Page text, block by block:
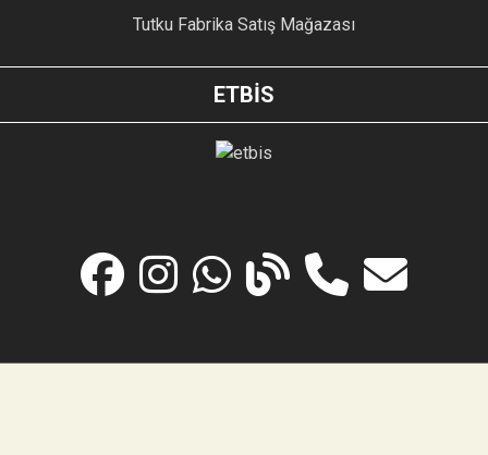
Tutku Fabrika Satış Mağazası
ETBİS